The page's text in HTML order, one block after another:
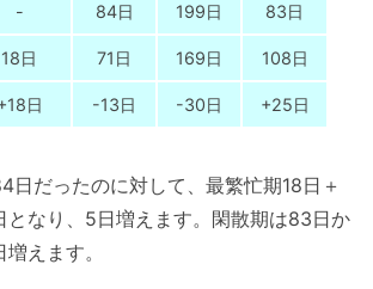
- 84日 199日 83日
18日 71日 169日 108日
日 -13日 -30日 +25日
日だったのに対して、最繁忙期18日＋
となり、5日増えます。閑散期は83日か
えます。